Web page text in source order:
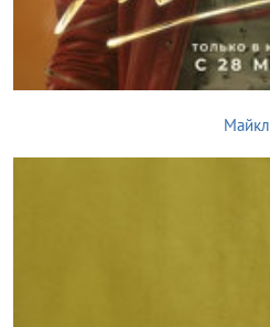
Майкл